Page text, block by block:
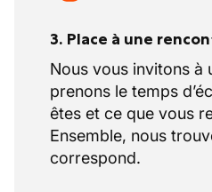
3. Place à une
Nous vous invitons à
prenons le temps
êtes et ce que vous
Ensemble, nous
correspond.